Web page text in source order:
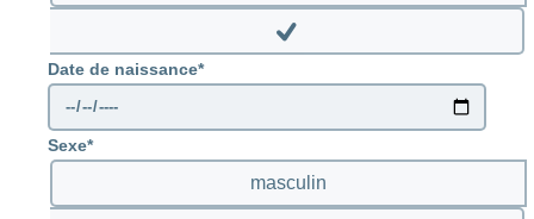
prenatal
Disable
Date de naissance
Sexe
masculin